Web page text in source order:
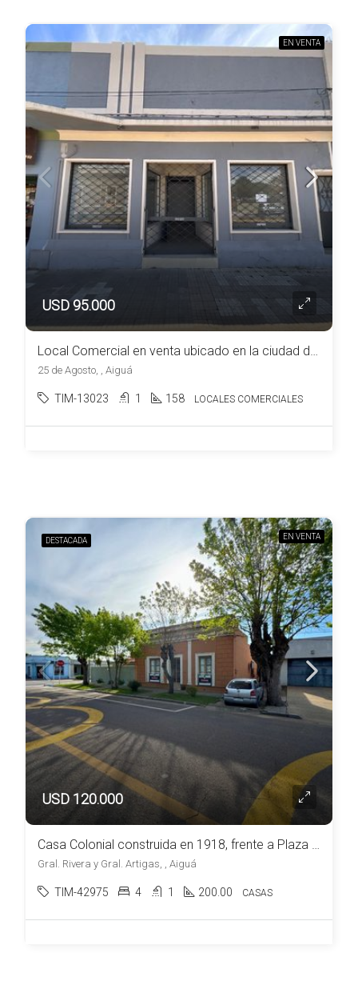
EN VENTA
USD 95.000
Local Comercial en venta ubicado en la ciudad de Aiguá
25 de Agosto, , Aiguá
TIM-13023 1 158 LOCALES COMERCIALES
DESTACADA EN VENTA
USD 120.000
Casa Colonial construida en 1918, frente a Plaza en venta en Aiguá
Gral. Rivera y Gral. Artigas, , Aiguá
TIM-42975 4 1 200.00 CASAS